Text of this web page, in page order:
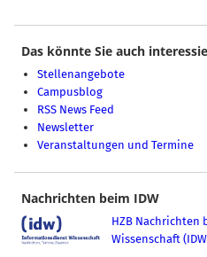
Das könnte Sie auch
Stellenangebote
Campusblog
RSS News Feed
Newsletter
Veranstaltungen und Termine
Nachrichten beim IDW
HZB
Wissenschaft